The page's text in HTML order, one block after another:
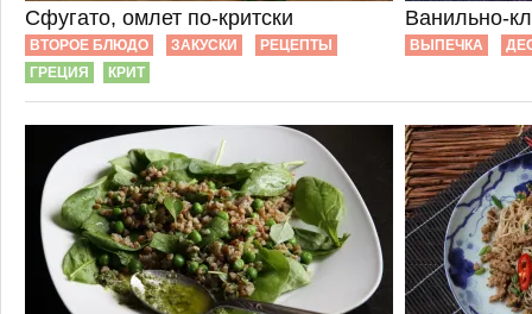
Сфугато, омлет по-критски
ВТОРОЕ БЛЮДО ЗАКУСКИ
РЕЦЕПТЫ
ГРЕЦИЯ
КРИТ
Ванильно-
ВЫПЕЧКА